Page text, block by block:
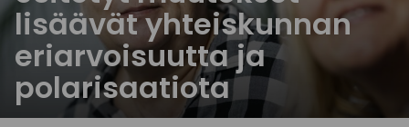
lisäävät yhteiskunnan
eriarvoisuutta ja
polarisaatiota